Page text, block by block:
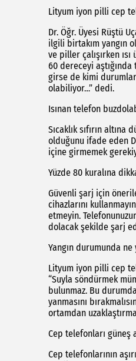
Lityum iyon pilli cep
Dr. Öğr. Üyesi Rüştü
ilgili birtakım yangın
ve piller çalışırken
60 dereceyi
girse de kimi
olabiliyor…” dedi.
Isınan telefon
Sıcaklık sıfırın
olduğunu ifade eden
içine girmemek
Yüzde 80 kuralına
Güvenli şarj için
cihazlarını
etmeyin.
dolacak şekilde şarj
Yangın durumunda ne
Lityum iyon pilli cep
“Suyla söndürmek
bulunmaz. Bu
yanmasını
ortamdan
Cep telefonları güneş
Cep telefonlarının